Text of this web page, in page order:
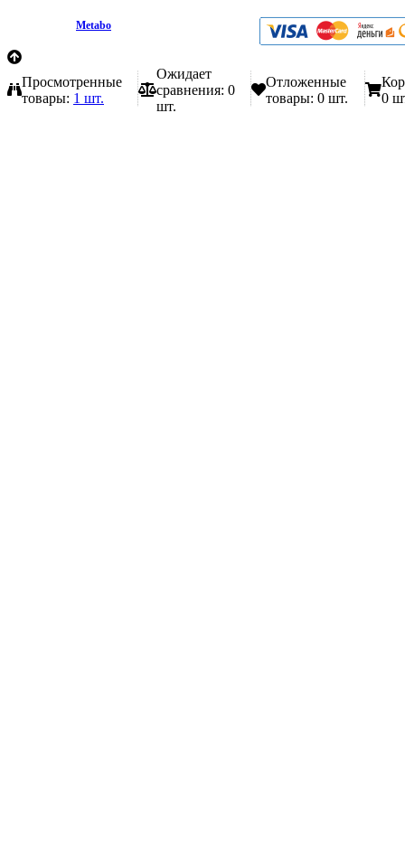
Metabo
Просмотренные
товары: 1 шт.
Ожидает
сравнения: 0
шт.
Отложенные
товары: 0 шт.
0